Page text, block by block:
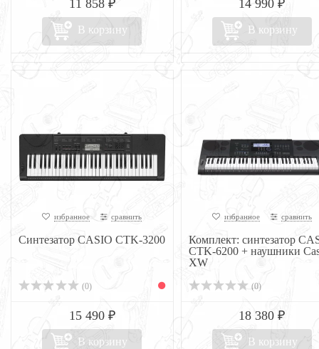
11 858 ₽
В корзину
14 990 ₽
В корзину
избранное сравнить
Синтезатор CASIO CTK-3200
(0)
15 490 ₽
В корзину
избранное сравнить
Комплект: синтезатор
CTK-6200 + наушники
XW
(0)
18 380 ₽
В корзину